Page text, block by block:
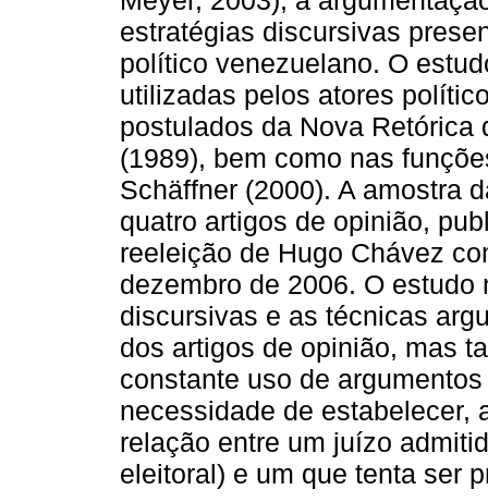
estratégias discursivas
político venezuelano. O
utilizadas pelos atores
postulados da Nova Retórica
(1989), bem como nas
Schäffner (2000). A amostra
quatro artigos de opinião,
reeleição de Hugo Chávez
dezembro de 2006. O
discursivas e as técnicas
dos artigos de opinião, mas
constante uso de
necessidade de estabelecer,
relação entre um juízo
eleitoral) e um que tenta ser